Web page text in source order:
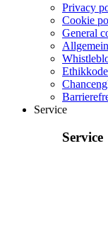
Privacy
Cookie
General
Service
Service